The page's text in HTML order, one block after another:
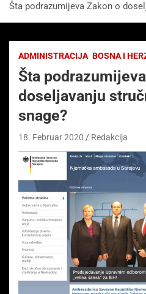
Šta podrazumijeva Zakon o
ADMINISTRACIJA BOSNA I
Šta
doseljavanju
snage?
18. Februar 2020 Redakcija